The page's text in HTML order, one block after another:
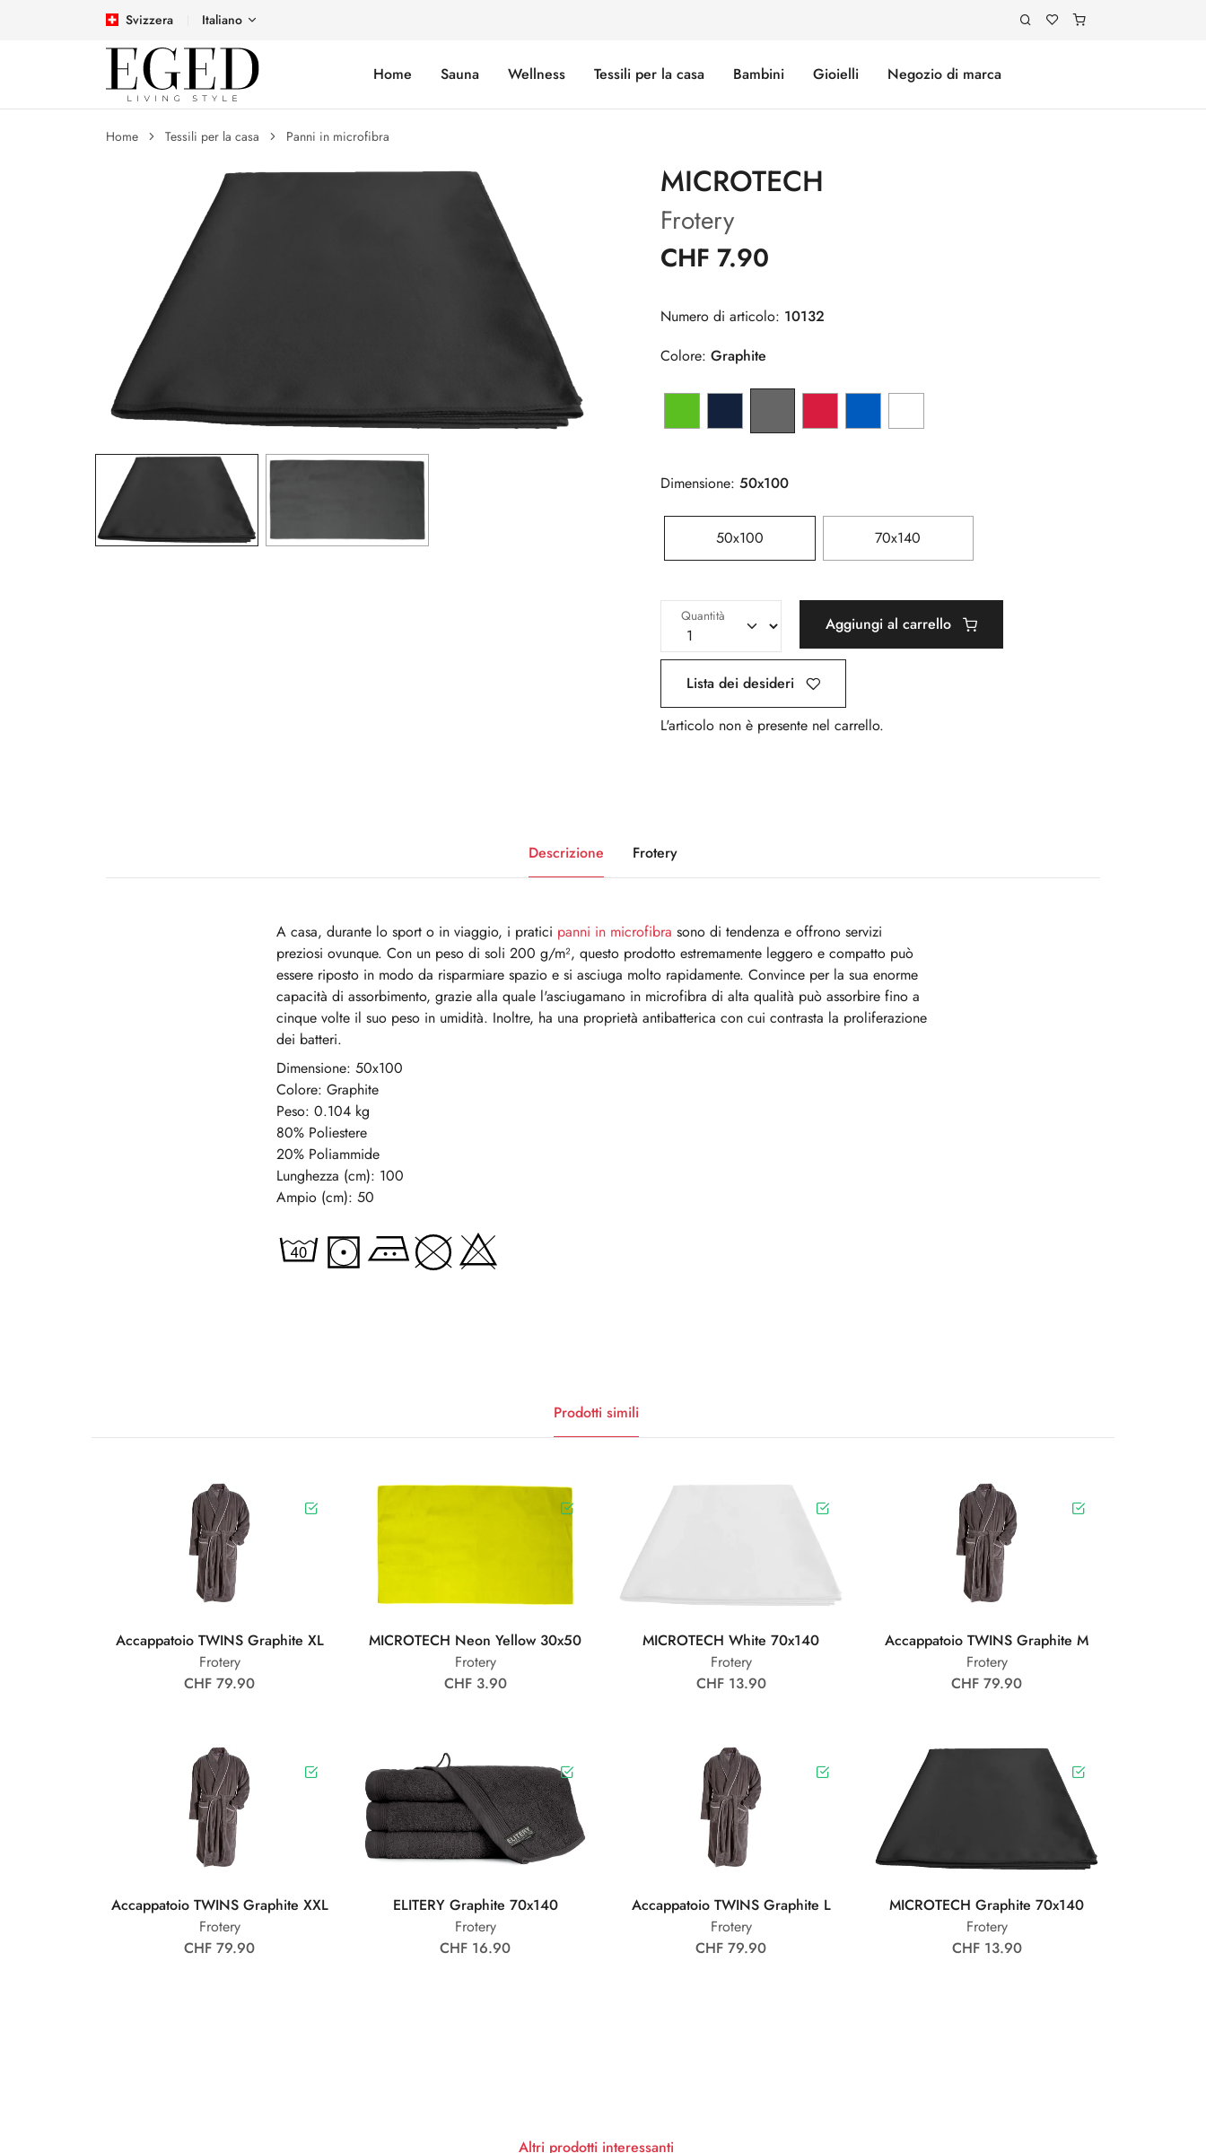
Svizzera Italiano
Home Sauna Wellness Tessili per la casa Bambini Gioielli Negozio di marca
Home Tessili per la casa Panni in microfibra
MICROTECH
Frotery
CHF 7.90
Numero di articolo: 10132
Colore: Graphite
Dimensione: 50x100
50x100 70x140
Quantità Aggiungi al carrello
Lista dei desideri
L'articolo non è presente nel carrello.
Descrizione Frotery
A casa, durante lo sport o in viaggio, i pratici panni in microfibra sono di tendenza e offrono servizi
preziosi ovunque. Con un peso di soli 200 g/m², questo prodotto estremamente leggero e compatto può
essere riposto in modo da risparmiare spazio e si asciuga molto rapidamente. Convince per la sua enorme
capacità di assorbimento, grazie alla quale l'asciugamano in microfibra di alta qualità può assorbire fino a
cinque volte il suo peso in umidità. Inoltre, ha una proprietà antibatterica con cui contrasta la proliferazione
dei batteri.
Dimensione: 50x100
Colore: Graphite
Peso: 0.104 kg
80% Poliestere
20% Poliammide
Lunghezza (cm): 100
Ampio (cm): 50
Prodotti simili
Accappatoio TWINS Graphite XL
Frotery
CHF 79.90
MICROTECH Neon Yellow 30x50
Frotery
CHF 3.90
MICROTECH White 70x140
Frotery
CHF 13.90
Accappatoio TWINS Graphite M
Frotery
CHF 79.90
Accappatoio TWINS Graphite XXL
Frotery
CHF 79.90
ELITERY Graphite 70x140
Frotery
CHF 16.90
Accappatoio TWINS Graphite L
Frotery
CHF 79.90
MICROTECH Graphite 70x140
Frotery
CHF 13.90
Altri prodotti interessanti